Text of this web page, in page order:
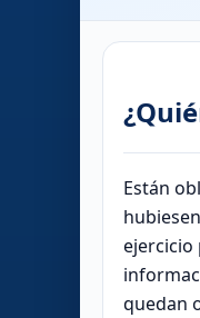
Están
ejercicio
quedan